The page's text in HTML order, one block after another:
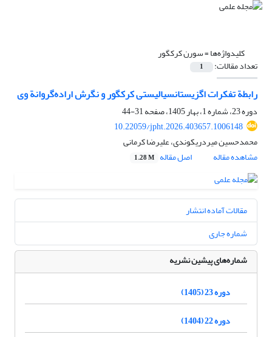
کلیدواژه‌ها =سورن کرکگور
تعداد مقالات: 1
رابطة تفکرات اگزیستانسیالیستی کرکگور و نگرش اراده‌گروانة وی
دوره 23، شماره 1، بهار 1405، صفحه
31-44
10.22059/jpht.2026.403657.1006148
محمدحسین میردریکوندی، علیرضا کرمانی
مشاهده مقاله
اصل مقاله 1.28 M
مقالات آماده انتشار
شماره جاری
شماره‌های پیشین نشریه
دوره 23 (1405)
دوره 22 (1404)